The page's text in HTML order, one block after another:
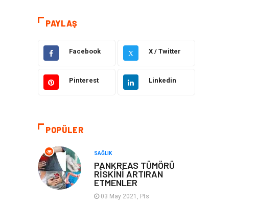
Giyim
Güzellik Bakım Gıda
Otomotiv Sağlıklı Yaşam
Moda
Anne Çocuk Emlak
Genel Kültür
PAYLAŞ
Facebook X X / Twitter
Pinterest Linkedin
POPÜLER
SAĞLIK
PANKREAS TÜMÖRÜ
RİSKİNİ ARTIRAN
ETMENLER
03 May 2021, Pts